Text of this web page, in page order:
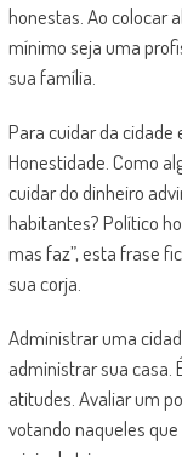
honestas. Ao colocar
mínimo seja uma
sua família.
Para cuidar da
Honestidade. Como
cuidar do dinheiro
habitantes? Político
mas faz”, esta frase
sua corja.
Administrar uma
administrar sua casa.
atitudes. Avaliar um
votando naqueles